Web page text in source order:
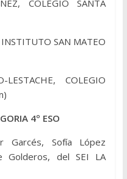
COLEGIO SANTA
SAN MATEO
LESTACHE, COLEGIO
4º ESO
Garcés, Sofía López
Golderos, del SEI LA